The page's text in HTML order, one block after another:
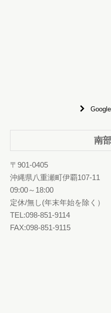
南
〒901-0405
沖縄県八重瀬町伊覇107-11
09:00～18:00
定休/無し(年末年始を除く）
TEL:098-851-9114
FAX:098-851-9115